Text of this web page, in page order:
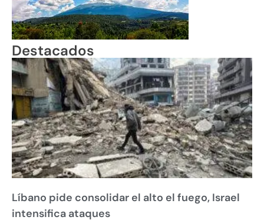
Destacados
Líbano pide consolidar el alto el fuego, Israel
intensifica ataques